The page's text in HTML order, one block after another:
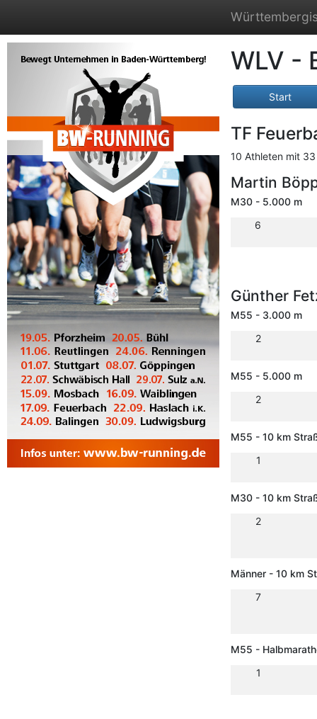
WLV -
Start
TF
10 Athleten mit
Martin
M30 - 5.000 m
6
Günther
M55 - 3.000 m
2
M55 - 5.000 m
2
M55 - 10 km
1
M30 - 10 km
2
Männer - 10 km
7
M55 -
1